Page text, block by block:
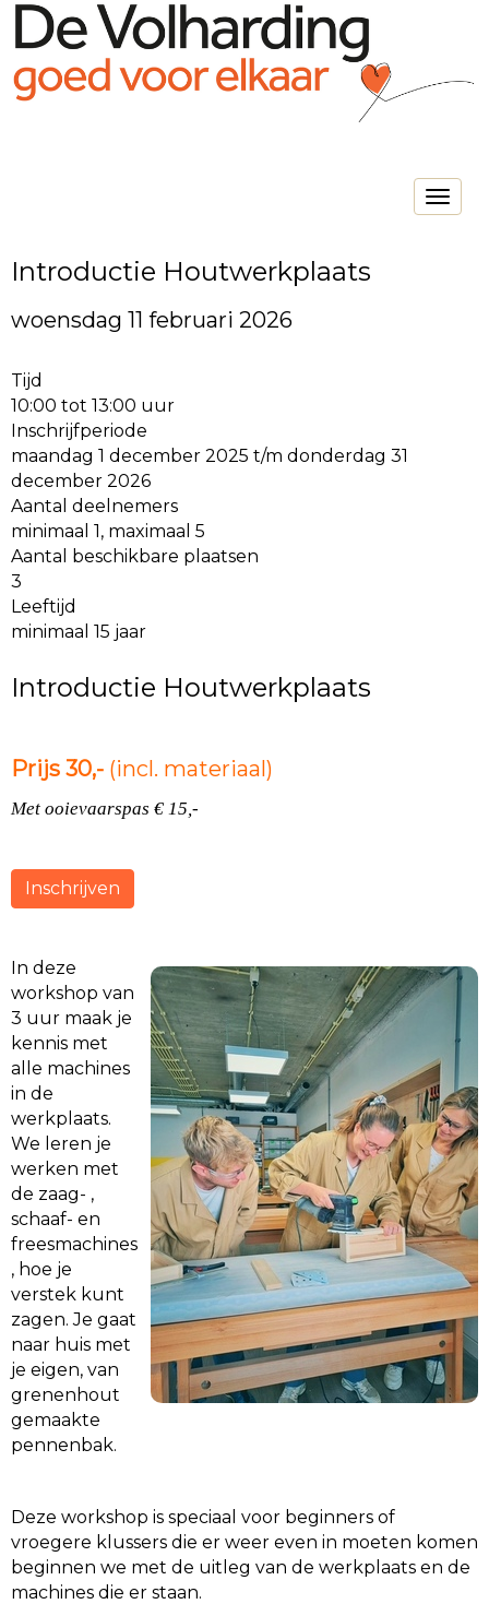
Toggle
Introductie Houtwerkplaats
woensdag 11 februari 2026
Tijd
10:00 tot 13:00 uur
Inschrijfperiode
maandag 1 december 2025 t/m donderdag 31
december 2026
Aantal deelnemers
minimaal 1, maximaal 5
Aantal beschikbare plaatsen
3
Leeftijd
minimaal 15 jaar
Introductie Houtwerkplaats
Prijs 30,- (incl. materiaal)
Met ooievaarspas € 15,-
Inschrijven
In deze
workshop van
3 uur maak je
kennis met
alle machines
in de
werkplaats.
We leren je
werken met
de zaag- ,
schaaf- en
freesmachines
, hoe je
verstek kunt
zagen. Je gaat
naar huis met
je eigen, van
grenenhout
gemaakte
pennenbak.
Deze workshop is speciaal voor beginners of
vroegere klussers die er weer even in moeten komen
beginnen we met de uitleg van de werkplaats en de
machines die er staan.